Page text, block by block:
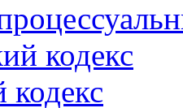
кодекс